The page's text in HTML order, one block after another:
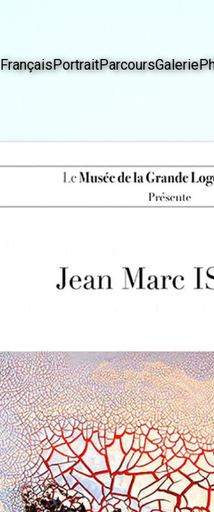
FrançaisPortraitParcoursGalerie